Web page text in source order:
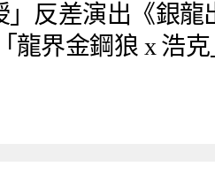
」反差演出《銀龍
龍界金鋼狼 x 浩